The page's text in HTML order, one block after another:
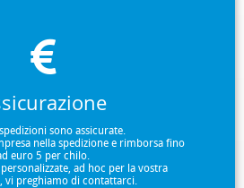
sono assicurate.
nella spedizione e rimborsa fino
euro 5 per chilo.
ad hoc per la vostra
vi preghiamo di contattarci.